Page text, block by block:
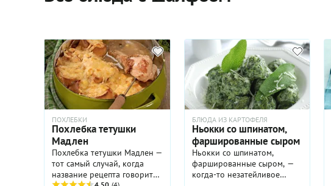
ПОХЛЕБКИ
Похлебка тетушки
Мадлен
Похлебка тетушки Мадлен —
тот самый случай, когда
название рецепта говорит
БЛЮДА ИЗ КАРТОФЕЛЯ
Ньокки со шпинатом,
фаршированные сыром
Ньокки со шпинатом,
фаршированные сыром, —
когда-то незатейливое